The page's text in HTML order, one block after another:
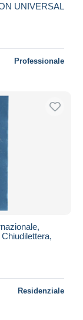
UNIVERSAL
Professionale
Residenziale